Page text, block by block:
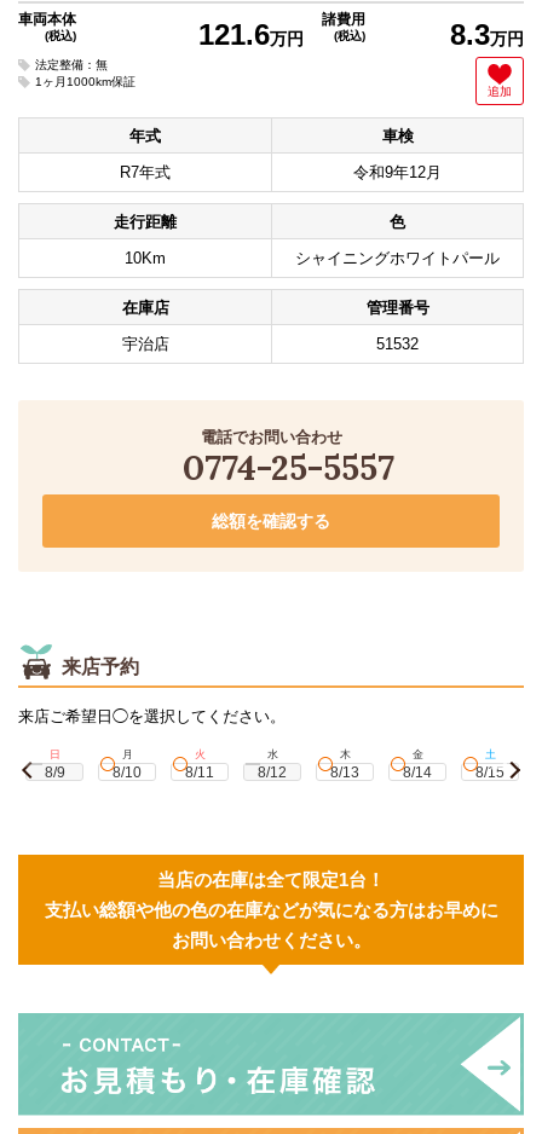
車両本体
(税込) 121.6万円
諸費用
(税込) 8.3万円
法定整備：無
1ヶ月1000km保証
追加
年式
車検
R7年式
令和9年12月
走行距離
色
10Km
シャイニングホワイトパール
在庫店
管理番号
宇治店
51532
電話でお問い合わせ
0774-25-5557
総額を確認する
来店予約
来店ご希望日◯を選択してください。
日
8/9
月
8/10
火
8/11
水
8/12
木
8/13
金
8/14
土
8/15
当店の在庫は全て限定1台！
支払い総額や他の色の在庫などが気になる方はお早めに
お問い合わせください。